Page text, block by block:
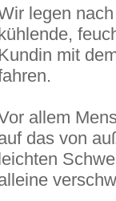
legen
mit
allem
das von